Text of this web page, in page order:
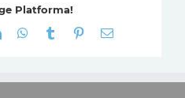
Platforma!
LinkedInWhatsApp
Tumblr Pinterest
E-